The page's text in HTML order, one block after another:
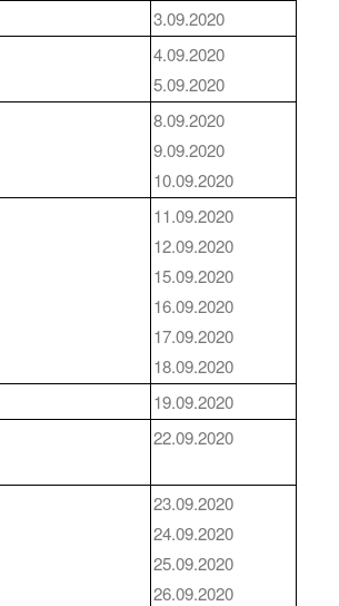
3.09.2020
4.09.2020
5.09.2020
8.09.2020
9.09.2020
10.09.2020
11.09.2020
12.09.2020
15.09.2020
16.09.2020
17.09.2020
18.09.2020
19.09.2020
22.09.2020
23.09.2020
24.09.2020
25.09.2020
26.09.2020